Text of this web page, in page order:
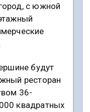
с южной
будут
ресторан
36-
квадратных